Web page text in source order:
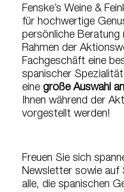
Fenske’s Weine &
für hochwertige
persönliche
Rahmen der
Fachgeschäft eine
spanischer
einegroße Auswahl
Ihnen während der
vorgestellt werden!
Freuen Sie sich
Newsletter sowie auf
alle, die spanischen